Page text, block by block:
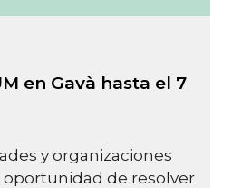
en Gavà hasta el 7
y organizaciones
oportunidad de resolver